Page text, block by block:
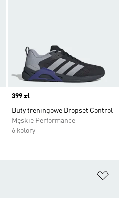
Price
399 zł
Buty treningowe Dropset Control
Męskie Performance
6 kolory